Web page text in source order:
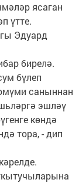
ясаган
үтте.
Эдуард
бирелә.
бүлеп
саныннан
эшләү
көндә
тора, - дип